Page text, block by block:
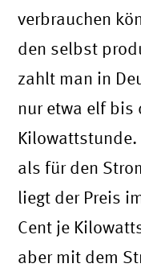
verbrauchen
den selbst
zahlt man in
nur etwa elf bis
als für den
liegt der Preis
Cent je
aber mit dem